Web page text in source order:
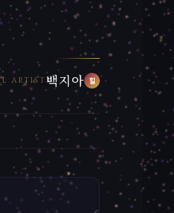
ARTIST백지아 힐